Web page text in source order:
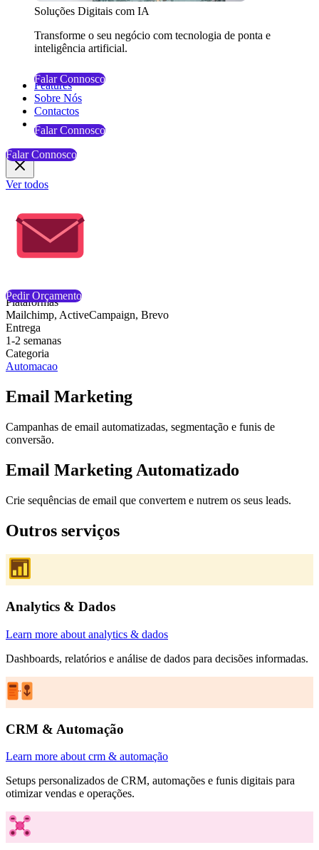
Soluções Digitais com IA
Transforme o seu negócio com tecnologia de ponta e
inteligência artificial.
Falar Connosco
Features
Sobre Nós
Contactos
Falar Connosco
Falar Connosco
Ver todos
Pedir Orçamento
Plataformas
Mailchimp, ActiveCampaign, Brevo
Entrega
1-2 semanas
Categoria
Automacao
Email Marketing
Campanhas de email automatizadas, segmentação e funis de
conversão.
Email Marketing Automatizado
Crie sequências de email que convertem e nutrem os seus leads.
Outros serviços
Analytics & Dados
Learn more about analytics & dados
Dashboards, relatórios e análise de dados para decisões informadas.
CRM & Automação
Learn more about crm & automação
Setups personalizados de CRM, automações e funis digitais para
otimizar vendas e operações.